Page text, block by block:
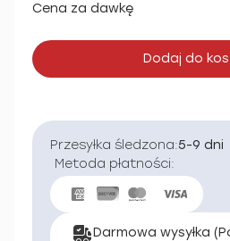
Cena za dawkę
Dodaj do
Przesyłka śledzona:5-9 dni
Metoda płatności:
Darmowa wysyłka